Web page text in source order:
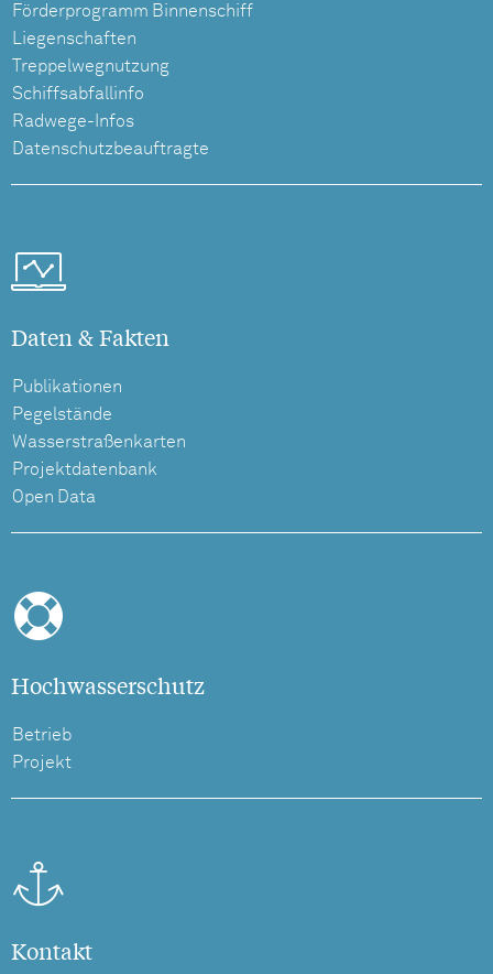
Förderprogramm Binnenschiff
Liegenschaften
Treppelwegnutzung
Schiffsabfallinfo
Radwege-Infos
Datenschutzbeauftragte
Daten & Fakten
Publikationen
Pegelstände
Wasserstraßenkarten
Projektdatenbank
Open Data
Hochwasserschutz
Betrieb
Projekt
Kontakt